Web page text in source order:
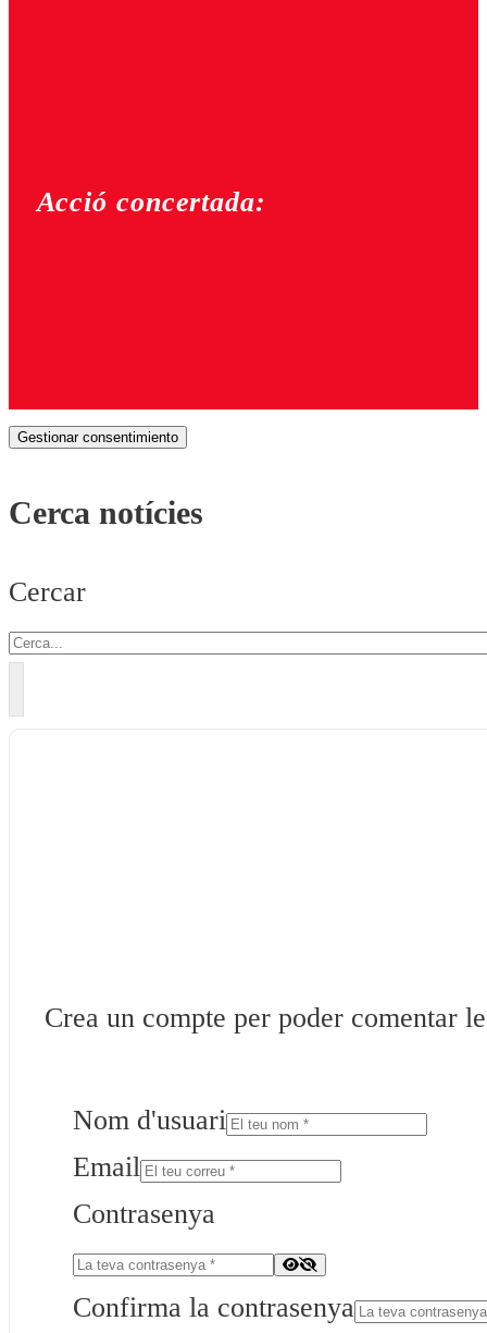
Acció concertada:
Gestionar consentimiento
Cerca notícies
Cercar
Crea un compte per poder comentar
Nom d'usuari
Email
Contrasenya
Confirma la contrasenya